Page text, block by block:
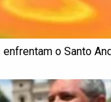
enfrentam o Santo